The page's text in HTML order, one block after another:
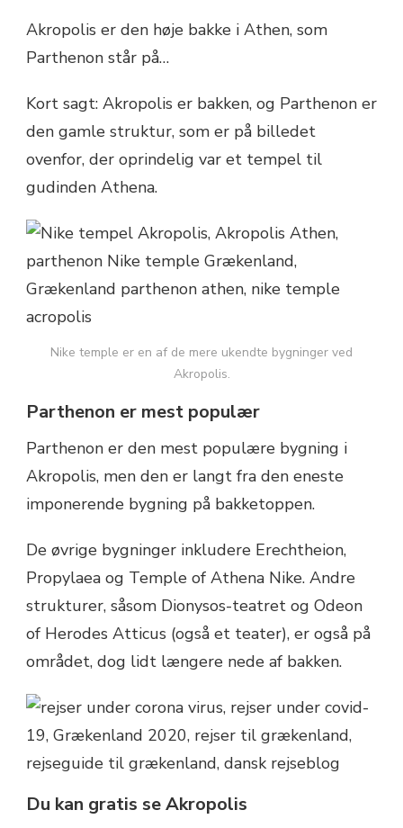
Akropolis er den høje bakke i Athen, som
Parthenon står på…
Kort sagt: Akropolis er bakken, og Parthenon er
den gamle struktur, som er på billedet
ovenfor, der oprindelig var et tempel til
gudinden Athena.
Nike temple er en af de mere ukendte bygninger ved
Akropolis.
Parthenon er mest populær
Parthenon er den mest populære bygning i
Akropolis, men den er langt fra den eneste
imponerende bygning på bakketoppen.
De øvrige bygninger inkludere Erechtheion,
Propylaea og Temple of Athena Nike. Andre
strukturer, såsom Dionysos-teatret og Odeon
of Herodes Atticus (også et teater), er også på
området, dog lidt længere nede af bakken.
Du kan gratis se Akropolis